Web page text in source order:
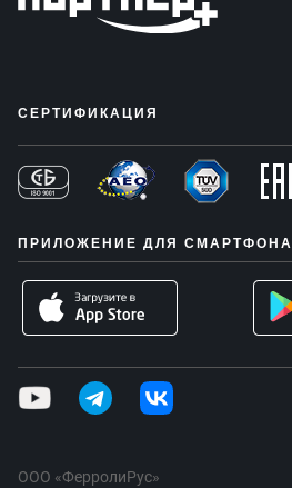
СЕРТИФИКАЦИЯ
ПРИЛОЖЕНИЕ ДЛЯ СМАРТФОНА
ООО «ФерролиРус»